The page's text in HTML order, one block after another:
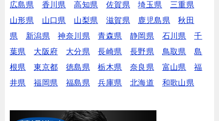
広島県
香川県 高知県 佐賀県 埼玉県
三重県
山形県
山口県 山梨県 滋賀県 鹿児島県
秋田
県
新潟県 神奈川県 青森県 静岡県 石川県
千
葉県
大阪府 大分県 長崎県 長野県 鳥取県
島
根県
東京都 徳島県 栃木県 奈良県 富山県
福
井県
福岡県 福島県 兵庫県 北海道 和歌山県